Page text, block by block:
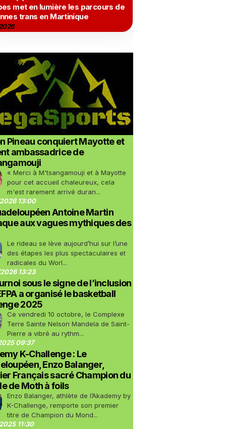
met en lumière les parcours de
trans en Martinique
Pineau conquiert Mayotte et
ambassadrice de
« Merci à M'tsangamouji et à Mayotte
pour cet accueil chaleureux, cela
m'est rarement arrivé duran...
13:00
Antoine Martin
aux vagues mythiques des
Le rideau se lève aujourd’hui sur l’une
des étapes les plus spectaculaires et
radicales du Worl...
13:23
sous le signe de l’inclusion
a organisé le basketball
2025
Ce vendredi 10 octobre, le Complexe
Terre Sainte Nelson Mandela de Saint-
Pierre a vibré au rythm...
09:37
K-Challenge : Le
Enzo Balanger,
Français sacré Champion du
de Moth à foils
Enzo Balanger, athlète de l’Akademy by
K-Challenge, remporte son premier
titre de Champion du Mond...
11:30